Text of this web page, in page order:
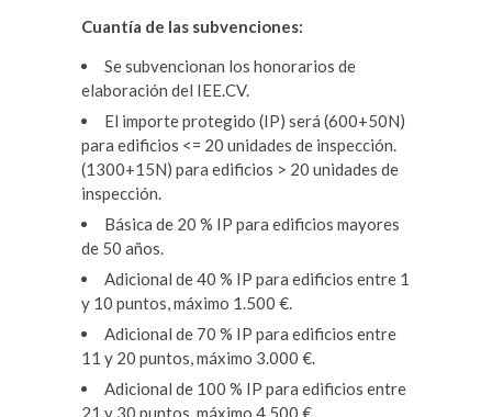
Cuantía de las subvenciones:
Se subvencionan los honorarios de
elaboración del IEE.CV.
El importe protegido (IP) será (600+50N)
para edificios <= 20 unidades de inspección.
(1300+15N) para edificios > 20 unidades de
inspección.
Básica de 20 % IP para edificios mayores
de 50 años.
Adicional de 40 % IP para edificios entre 1
y 10 puntos, máximo 1.500 €.
Adicional de 70 % IP para edificios entre
11 y 20 puntos, máximo 3.000 €.
Adicional de 100 % IP para edificios entre
21 y 30 puntos, máximo 4.500 €.